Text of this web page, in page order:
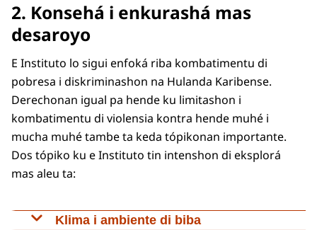
2. Konsehá i enkurashá mas
desaroyo
E Instituto lo sigui enfoká riba kombatimentu di
pobresa i diskriminashon na Hulanda Karibense.
Derechonan igual pa hende ku limitashon i
kombatimentu di violensia kontra hende muhé i
mucha muhé tambe ta keda tópikonan importante.
Dos tópiko ku e Instituto tin intenshon di eksplorá
mas aleu ta:
Klima i ambiente di biba